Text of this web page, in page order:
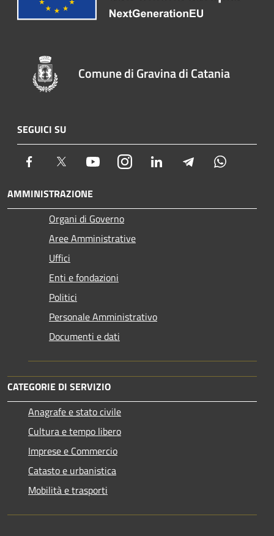
Comune di Gravina di Catania
SEGUICI SU
Facebook Twitter YoutubeInstagram LinkedIn Telegram
AMMINISTRAZIONE
Organi di Governo
Aree Amministrative
Uffici
Enti e fondazioni
Politici
Personale Amministrativo
Documenti e dati
CATEGORIE DI SERVIZIO
Anagrafe e stato civile
Cultura e tempo libero
Imprese e Commercio
Catasto e urbanistica
Mobilità e trasporti